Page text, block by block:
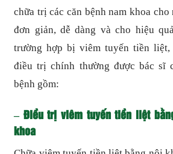
chữa trị các căn bệnh nam khoa
đơn giản, dễ dàng và cho hiệu
trường hợp bị viêm tuyến tiền liệt,
điều trị chính thường được bác sĩ
bệnh gồm:
– Điều trị viêm tuyến tiền liệt
khoa